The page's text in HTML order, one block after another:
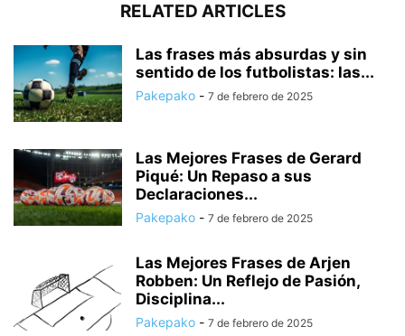
RELATED ARTICLES
Las frases más absurdas y sin
sentido de los futbolistas: las...
Pakepako - 7 de febrero de 2025
Las Mejores Frases de Gerard
Piqué: Un Repaso a sus
Declaraciones...
Pakepako - 7 de febrero de 2025
Las Mejores Frases de Arjen
Robben: Un Reflejo de Pasión,
Disciplina...
Pakepako - 7 de febrero de 2025